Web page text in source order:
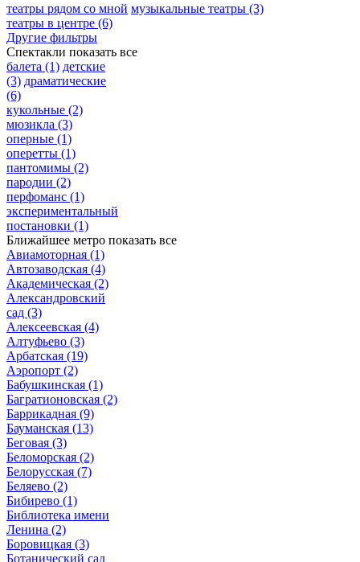
театры рядом со мной музыкальные театры (3)
театры в центре (6)
Другие фильтры
Спектакли показать все
балета (1) детские
(3) драматические
(6)
кукольные (2)
мюзикла (3)
оперные (1)
оперетты (1)
пантомимы (2)
пародии (2)
перфоманс (1)
экспериментальный
постановки (1)
Ближайшее метро показать все
Авиамоторная (1)
Автозаводская (4)
Академическая (2)
Александровский
сад (3)
Алексеевская (4)
Алтуфьево (3)
Арбатская (19)
Аэропорт (2)
Бабушкинская (1)
Багратионовская (2)
Баррикадная (9)
Бауманская (13)
Беговая (3)
Беломорская (2)
Белорусская (7)
Беляево (2)
Бибирево (1)
Библиотека имени
Ленина (2)
Боровицкая (3)
Ботанический сад